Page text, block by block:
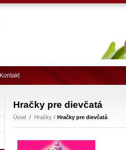
Kontakt
Hračky pre dievčatá
Úvod Hračky Hračky pre dievčatá